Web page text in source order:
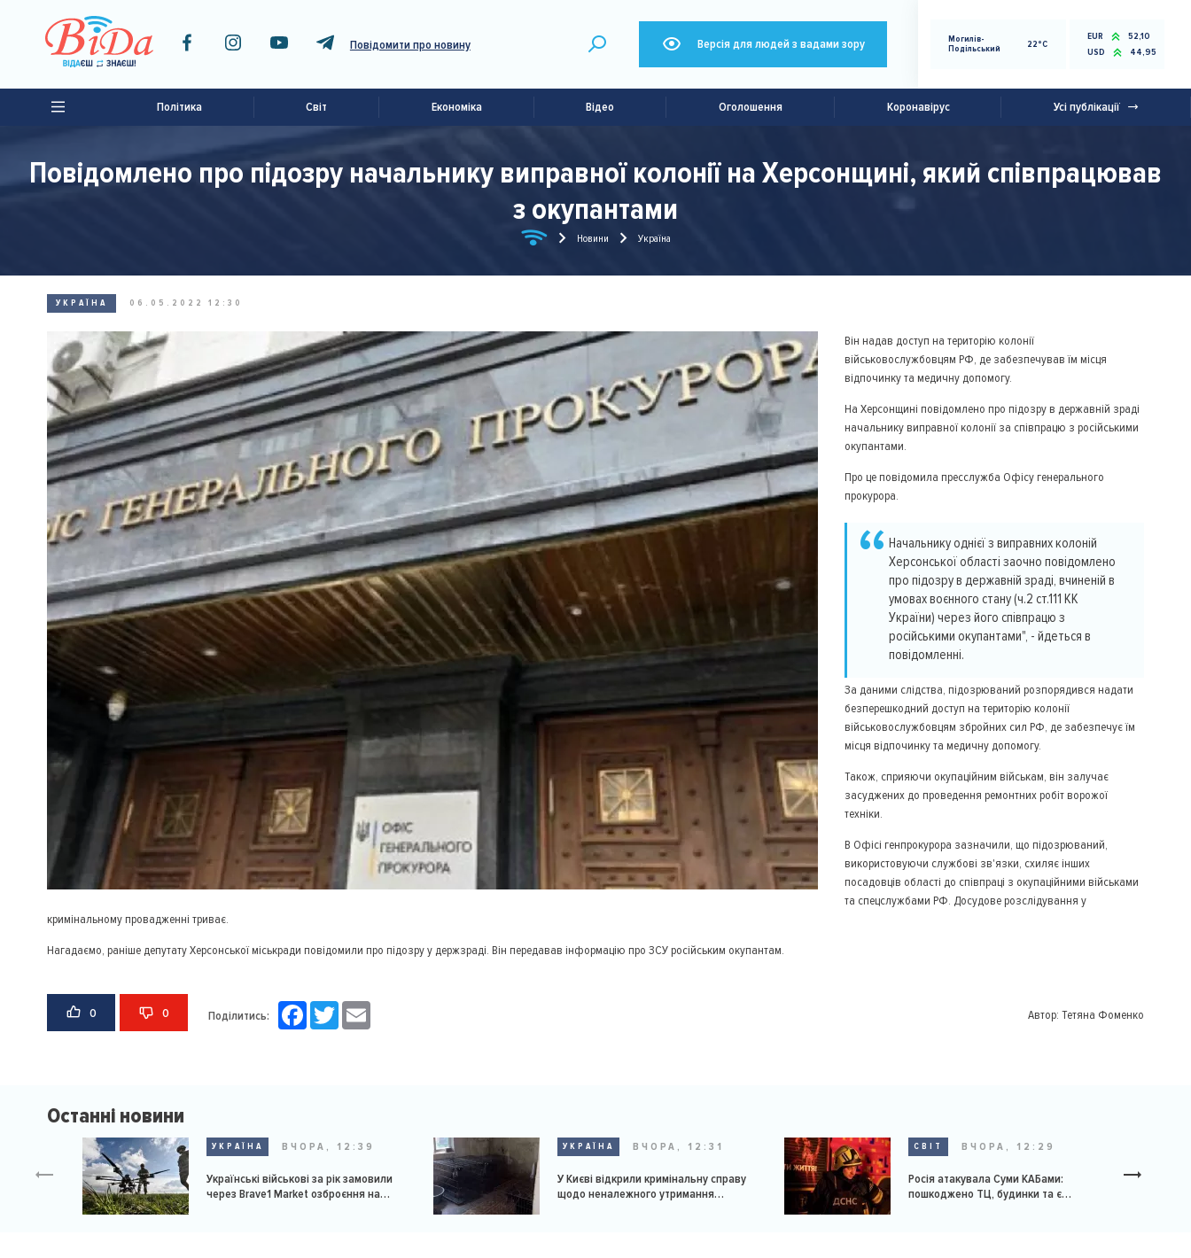
Повідомити про новину Версія для людей з вадами зору
Могилів-
Подільський
22°C
EUR
52,10
USD
44,95
Політика Світ Економіка Відео Оголошення Коронавірус Усі публікації
Повідомлено про підозру начальнику виправної колонії на Херсонщині, який співпрацював
з окупантами
Новини Україна
УКРАЇНА 06.05.2022 12:30
Він надав доступ на територію колонії
військовослужбовцям РФ, де забезпечував їм місця
відпочинку та медичну допомогу.
На Херсонщині повідомлено про підозру в державній зраді
начальнику виправної колонії за співпрацю з російськими
окупантами.
Про це повідомила пресслужба Офісу генерального
прокурора.
Начальнику однієї з виправних колоній
Херсонської області заочно повідомлено
про підозру в державній зраді, вчиненій в
умовах воєнного стану (ч.2 ст.111 КК
України) через його співпрацю з
російськими окупантами", - йдеться в
повідомленні.
За даними слідства, підозрюваний розпорядився надати
безперешкодний доступ на територію колонії
військовослужбовцям збройних сил РФ, де забезпечує їм
місця відпочинку та медичну допомогу.
Також, сприяючи окупаційним військам, він залучає
засуджених до проведення ремонтних робіт ворожої
техніки.
В Офісі генпрокурора зазначили, що підозрюваний,
використовуючи службові зв'язки, схиляє інших
посадовців області до співпраці з окупаційними військами
та спецслужбами РФ. Досудове розслідування у
кримінальному провадженні триває.
Нагадаємо, раніше депутату Херсонської міськради повідомили про підозру у держзраді. Він передавав інформацію про ЗСУ російським окупантам.
0 0 Поділитись: FacebookTwitter Автор: Тетяна Фоменко
Останні новини
УКРАЇНА ВЧОРА, 12:39
Українські військові за рік замовили
через Brave1 Market озброєння на
УКРАЇНА ВЧОРА, 12:31
У Києві відкрили кримінальну справу
щодо неналежного утримання
СВІТ ВЧОРА, 12:29
Росія атакувала Суми КАБами:
пошкоджено ТЦ, будинки та є